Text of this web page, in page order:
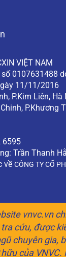
VIỆT NAM
0107631488
11/11/2016
P.Kim Liên, Hà
P.Khương
6595
Trần Thanh
về CÔNG TY CỔ
vnvc.vn
cứu, được
chuyên gia,
của